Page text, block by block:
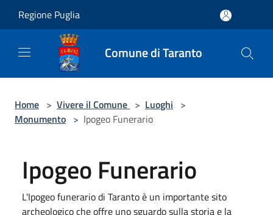
Regione Puglia
Comune di Taranto
Home > Vivere il Comune > Luoghi >
Monumento > Ipogeo Funerario
Ipogeo Funerario
L'Ipogeo funerario di Taranto è un importante sito
archeologico che offre uno sguardo sulla storia e la